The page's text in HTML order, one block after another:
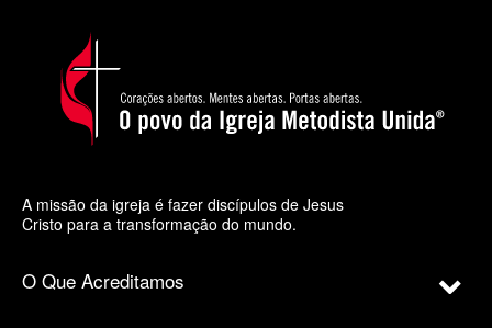
A missão da igreja é fazer discípulos de Jesus
Cristo para a transformação do mundo.
O Que Acreditamos